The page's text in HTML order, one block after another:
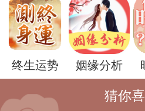
子未来事业有成。
终生运势 姻缘分析
猜你